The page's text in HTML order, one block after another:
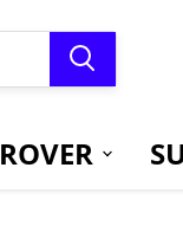
ROVER